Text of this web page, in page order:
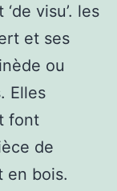
visu’. les
et ses
ou
Elles
font
de
en bois.